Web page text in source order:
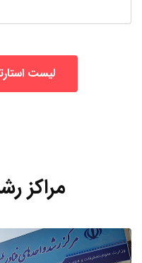
لیست
مراکز